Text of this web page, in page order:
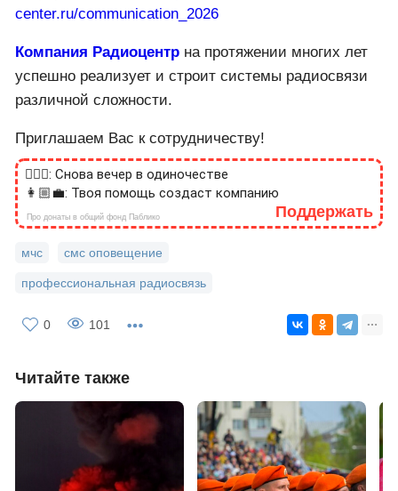
center.ru/communication_2026
Компания Радиоцентр на протяжении многих лет
успешно реализует и строит системы радиосвязи
различной сложности.
Приглашаем Вас к сотрудничеству!
🙎🏻‍♂️: Снова вечер в одиночестве
👩🏼‍💼: Твоя помощь создаст компанию
Поддержать
Про донаты в общий фонд Паблико
мчс смс оповещение
профессиональная радиосвязь
0 101
Читайте также